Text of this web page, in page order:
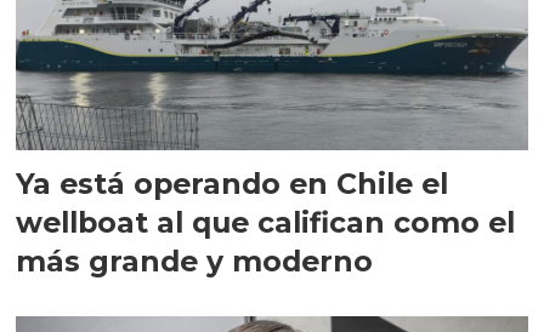
Ya está operando en Chile el
wellboat al que califican como el
más grande y moderno